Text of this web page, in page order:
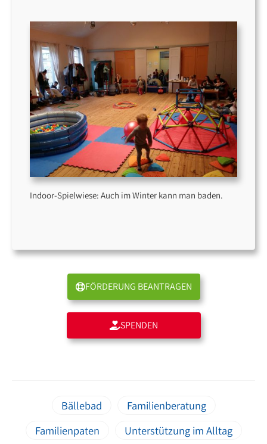
Indoor-Spielwiese: Auch im Winter kann man baden.
FÖRDERUNG BEANTRAGEN
SPENDEN
Bällebad
Familienberatung
Familienpaten
Unterstützung im Alltag